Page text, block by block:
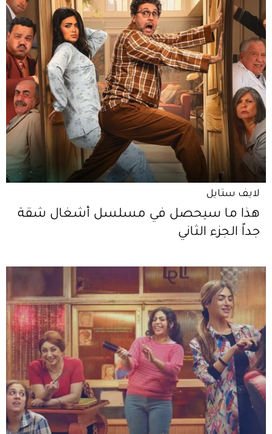
لايف ستايل
هذا ما سيحصل في مسلسل أشغال شقة
جداً الجزء الثاني